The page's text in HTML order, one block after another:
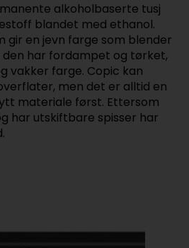
alkoholbaserte tusj
blandet med ethanol.
gir en jevn farge som blender
har fordampet og tørket,
vakker farge. Copic kan
men det er alltid en
materiale først. Ettersom
har utskiftbare spisser har